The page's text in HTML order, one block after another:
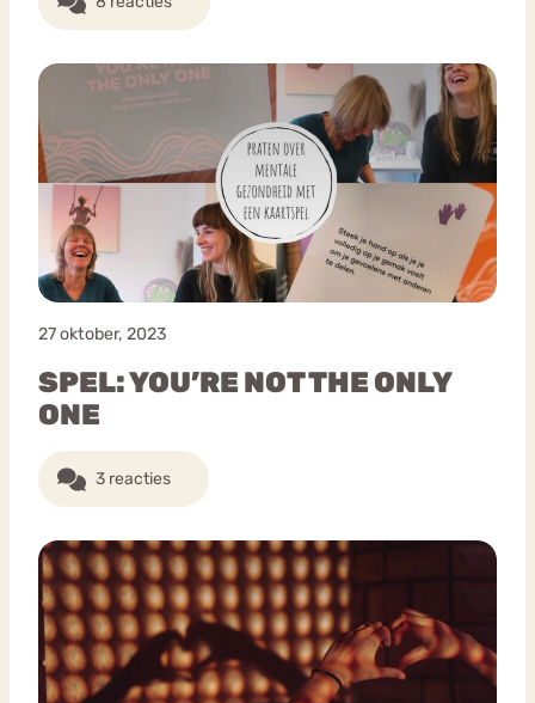
27 oktober, 2023
SPEL: YOU’RE NOT THE ONLY
ONE
3 reacties